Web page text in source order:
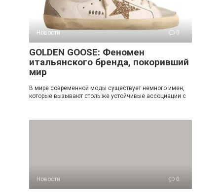
Новости 0
GOLDEN GOOSE: Феномен
итальянского бренда, покоривший
мир
В мире современной моды существует немного имен,
которые вызывают столь же устойчивые ассоциации с
Новости 0